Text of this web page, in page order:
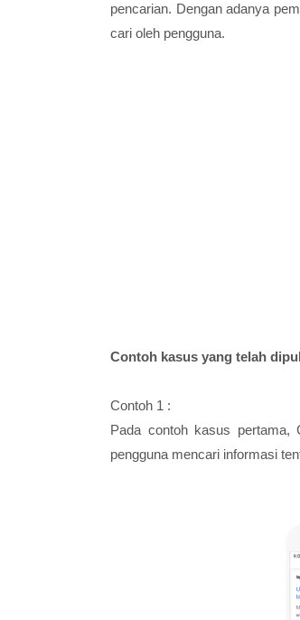
pencarian. Dengan adanya
cari oleh pengguna.
Contoh kasus yang telah
Contoh 1 :
Pada contoh kasus pertama,
pengguna mencari informasi